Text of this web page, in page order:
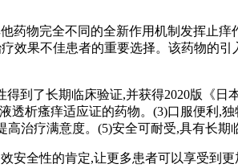
物完全不同的全新作用机制发挥止痒
效果不佳患者的重要选择。该药物的
了长期临床验证,并获得2020版《日
析瘙痒适应证的药物。(3)口服便利,
治疗满意度。(5)安全可耐受,具有长期
性的肯定,让更多患者可以享受到更